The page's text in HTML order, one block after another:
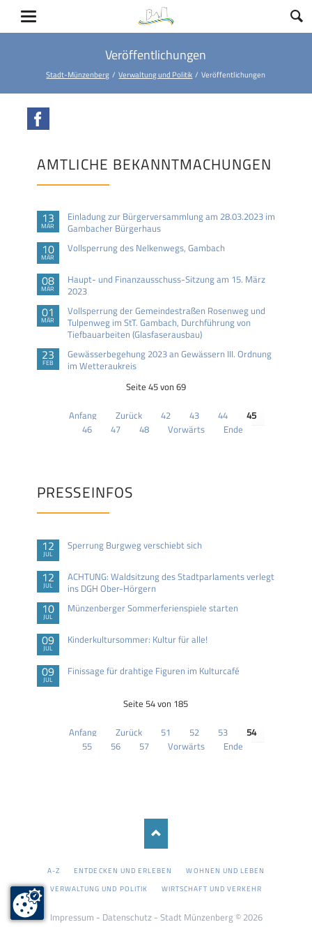
Veröffentlichungen
Stadt-Münzenberg Verwaltung und Politik Veröffentlichungen
AMTLICHE BEKANNTMACHUNGEN
13
MÄR
Einladung zur Bürgerversammlung am 28.03.2023 im
Gambacher Bürgerhaus
10
MÄR
Vollsperrung des Nelkenwegs, Gambach
08
MÄR
Haupt- und Finanzausschuss-Sitzung am 15. März
2023
01
MÄR
Vollsperrung der Gemeindestraßen Rosenweg und
Tulpenweg im StT. Gambach, Durchführung von
Tiefbauarbeiten (Glasfaserausbau)
23
FEB
Gewässerbegehung 2023 an Gewässern III. Ordnung
im Wetteraukreis
Seite 45 von 69
Anfang Zurück 42 43 44
45
46
47 48 Vorwärts Ende
PRESSEINFOS
12
JUL
Sperrung Burgweg verschiebt sich
12
JUL
ACHTUNG: Waldsitzung des Stadtparlaments verlegt
ins DGH Ober-Hörgern
10
JUL
Münzenberger Sommerferienspiele starten
09
JUL
Kinderkultursommer: Kultur für alle!
09
JUL
Finissage für drahtige Figuren im Kulturcafé
Seite 54 von 185
Anfang Zurück 51 52 53
54
55
56 57 Vorwärts Ende
NAVIGATION
A-Z ENTDECKEN UND ERLEBEN
WOHNEN UND LEBEN
VERWALTUNG UND POLITIK
WIRTSCHAFT UND VERKEHR
Impressum - Datenschutz- Stadt Münzenberg © 2026